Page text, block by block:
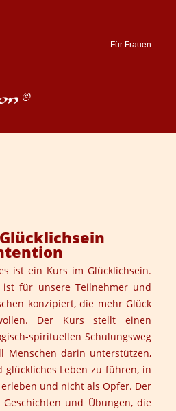
Für Frauen
ist ein Kurs im Glücklichsein.
ist für unsere Teilnehmer und
konzipiert, die mehr Glück
Der Kurs stellt einen
spirituellen Schulungsweg
darin unterstützen,
Leben zu führen, in
und nicht als Opfer. Der
und Übungen, die